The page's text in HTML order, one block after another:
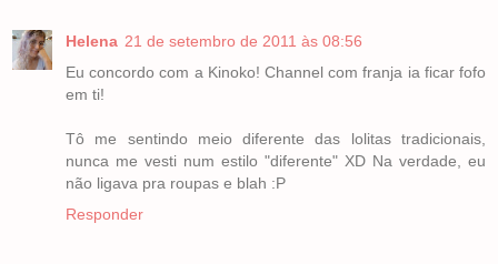
Helena 21 de setembro de 2011 às 08:56
Eu concordo com a Kinoko! Channel com franja ia ficar fofo
em ti!
Tô me sentindo meio diferente das lolitas tradicionais,
nunca me vesti num estilo "diferente" XD Na verdade, eu
não ligava pra roupas e blah :P
Responder